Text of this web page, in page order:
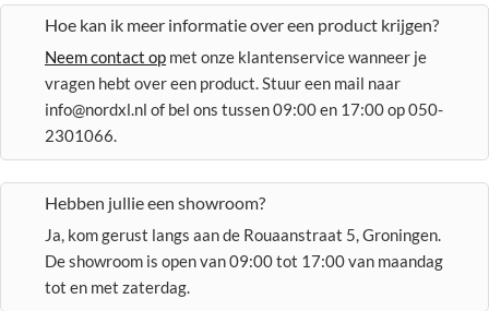
Hoe kan ik meer informatie over een product krijgen?
Neem contact op met onze klantenservice wanneer je
vragen hebt over een product. Stuur een mail naar
info@nordxl.nl of bel ons tussen 09:00 en 17:00 op 050-
2301066.
Hebben jullie een showroom?
Ja, kom gerust langs aan de Rouaanstraat 5, Groningen.
De showroom is open van 09:00 tot 17:00 van maandag
tot en met zaterdag.